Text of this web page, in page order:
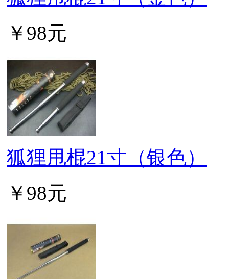
￥98元
狐狸甩棍21寸（银色）
￥98元